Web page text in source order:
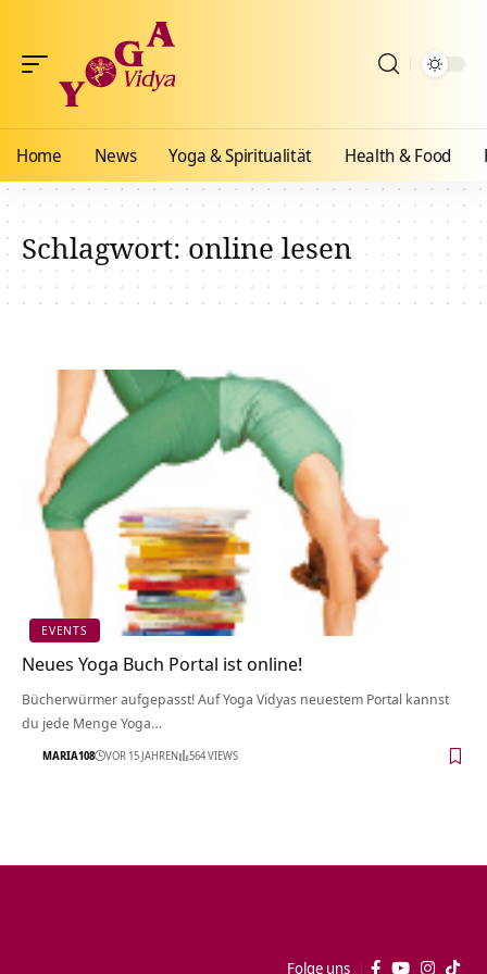
Home News Yoga & Spiritualität Health & Food
Schlagwort:online lesen
EVENTS
Neues Yoga Buch Portal ist online!
Bücherwürmer aufgepasst! Auf Yoga Vidyas neuestem Portal kannst
du jede Menge Yoga…
MARIA108 VOR 15 JAHREN 564 VIEWS
Folge uns